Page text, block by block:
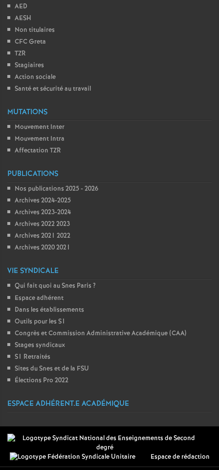
AED
AESH
Non titulaires
CFC Greta
TZR
Stagiaires
Action sociale
Santé et sécurité au travail
MUTATIONS
Mouvement Inter
Mouvement Intra
Affectation TZR
PUBLICATIONS
Nos publications 2025 - 2026
Archives 2024-2025
Archives 2023-2024
Archives 2022 2023
Archives 2021 2022
Archives 2020 2021
VIE SYNDICALE
Qui fait quoi au Snes Paris ?
Espace adhérent
Dans les établissements
Outils pour les S1
Congrès et Commission Administrative Académique (CAA)
Stages syndicaux
S1 Retraités
Sites du Snes et de la FSU
Élections Pro 2022
ESPACE ADHÉRENT.E ACADÉMIQUE
Espace de rédaction